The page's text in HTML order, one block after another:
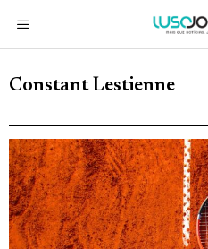
Constant Lestienne